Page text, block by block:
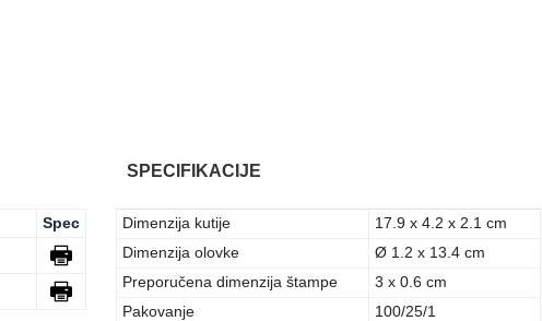
Spec
SPECIFIKACIJE
Dimenzija kutije
17.9 x 4.2 x 2.1 cm
Dimenzija olovke
Ø 1.2 x 13.4 cm
Preporučena dimenzija štampe
3 x 0.6 cm
Pakovanje
100/25/1